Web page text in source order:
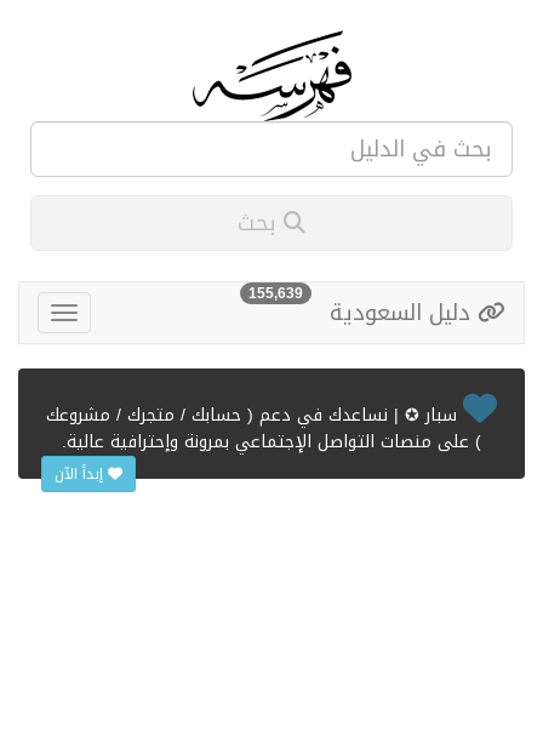
دليل السعودية 155,639
سبار ✪ | نساعدك في دعم ( حسابك / متجرك / مشروعك
) على منصات التواصل الإجتماعي بمرونة وإحترافية عالية.
إبدأ الآن